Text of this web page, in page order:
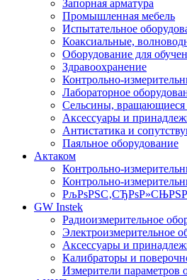
Запорная арматура
Промышленная мебель
Испытательное
Коаксиальные,
Оборудование для
Здравоохранение
Контрольно-
Лабораторное
Сельсины, вращающиеся
Аксессуары и
Антистатика и
Паяльное оборудование
Актаком
Контрольно-
Контрольно-
GW Instek
Радиоизмерительное
Электроизмерительное
Аксессуары и
Калибраторы и
Измерители